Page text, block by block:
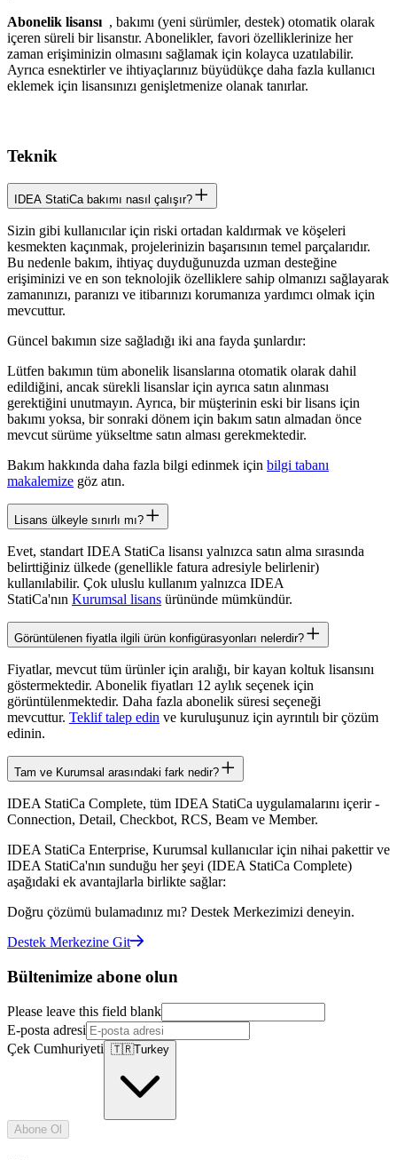
Abonelik lisansı , bakımı (yeni sürümler, destek) otomatik olarak
içeren süreli bir lisanstır. Abonelikler, favori özelliklerinize her
zaman erişiminizin olmasını sağlamak için kolayca uzatılabilir.
Ayrıca esnektirler ve ihtiyaçlarınız büyüdükçe daha fazla kullanıcı
eklemek için lisansınızı genişletmenize olanak tanırlar.
Teknik
IDEA StatiCa bakımı nasıl çalışır?
Sizin gibi kullanıcılar için riski ortadan kaldırmak ve köşeleri
kesmekten kaçınmak, projelerinizin başarısının temel parçalarıdır.
Bu nedenle bakım, ihtiyaç duyduğunuzda uzman desteğine
erişiminizi ve en son teknolojik özelliklere sahip olmanızı sağlayarak
zamanınızı, paranızı ve itibarınızı korumanıza yardımcı olmak için
mevcuttur.
Güncel bakımın size sağladığı iki ana fayda şunlardır:
Lütfen bakımın tüm abonelik lisanslarına otomatik olarak dahil
edildiğini, ancak sürekli lisanslar için ayrıca satın alınması
gerektiğini unutmayın. Ayrıca, bir müşterinin eski bir lisans için
bakımı yoksa, bir sonraki dönem için bakım satın almadan önce
mevcut sürüme yükseltme satın alması gerekmektedir.
Bakım hakkında daha fazla bilgi edinmek için bilgi tabanı
makalemize göz atın.
Lisans ülkeyle sınırlı mı?
Evet, standart IDEA StatiCa lisansı yalnızca satın alma sırasında
belirttiğiniz ülkede (genellikle fatura adresiyle belirlenir)
kullanılabilir. Çok uluslu kullanım yalnızca IDEA
StatiCa'nın Kurumsal lisans ürününde mümkündür.
Görüntülenen fiyatla ilgili ürün konfigürasyonları nelerdir?
Fiyatlar, mevcut tüm ürünler için aralığı, bir kayan koltuk lisansını
göstermektedir. Abonelik fiyatları 12 aylık seçenek için
görüntülenmektedir. Daha fazla abonelik süresi seçeneği
mevcuttur. Teklif talep edin ve kuruluşunuz için ayrıntılı bir çözüm
edinin.
Tam ve Kurumsal arasındaki fark nedir?
IDEA StatiCa Complete, tüm IDEA StatiCa uygulamalarını içerir -
Connection, Detail, Checkbot, RCS, Beam ve Member.
IDEA StatiCa Enterprise, Kurumsal kullanıcılar için nihai pakettir ve
IDEA StatiCa'nın sunduğu her şeyi (IDEA StatiCa Complete)
aşağıdaki ek avantajlarla birlikte sağlar:
Doğru çözümü bulamadınız mı? Destek Merkezimizi deneyin.
Destek Merkezine Git
Bültenimize abone olun
Please leave this field blank
E-posta adresi
Çek Cumhuriyeti 🇹🇷Turkey
Abone Ol